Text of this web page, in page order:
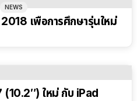
NEWS
เพื่อการศึกษารุ่นใหม่
(10.2″) ใหม่ กับ iPad